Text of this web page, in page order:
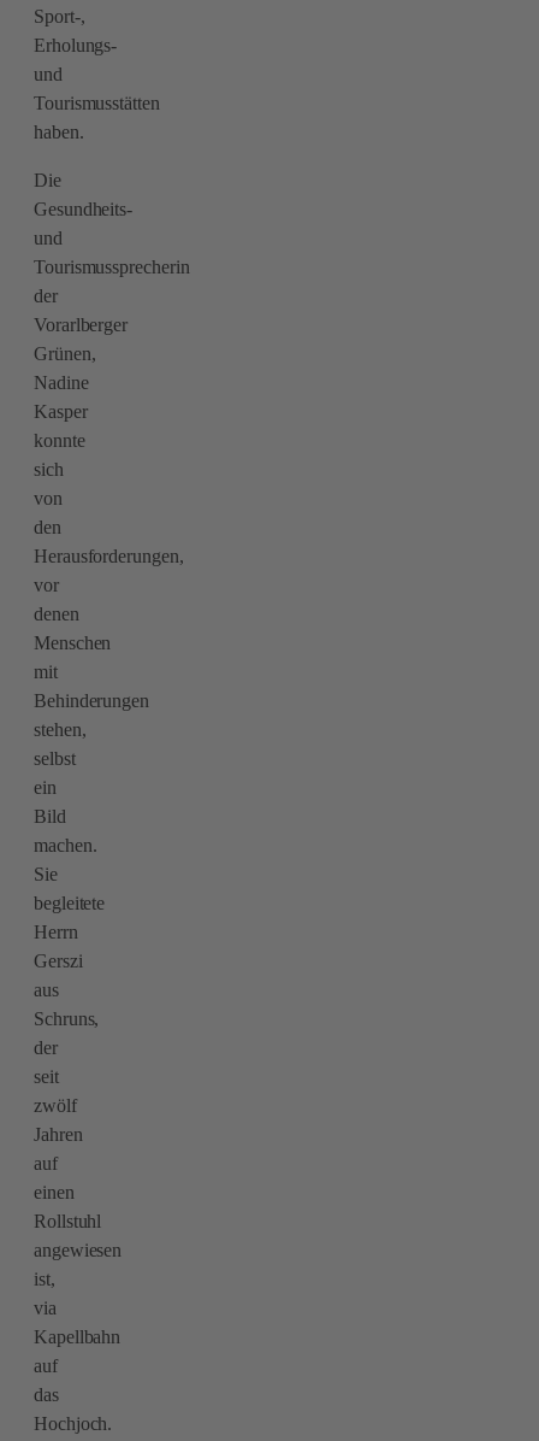
Sport-,
Erholungs-
und
Tourismusstätten
haben.
Die
Gesundheits-
und
Tourismussprecherin
der
Vorarlberger
Grünen,
Nadine
Kasper
konnte
sich
von
den
Herausforderungen,
vor
denen
Menschen
mit
Behinderungen
stehen,
selbst
ein
Bild
machen.
Sie
begleitete
Herrn
Gerszi
aus
Schruns,
der
seit
zwölf
Jahren
auf
einen
Rollstuhl
angewiesen
ist,
via
Kapellbahn
auf
das
Hochjoch.